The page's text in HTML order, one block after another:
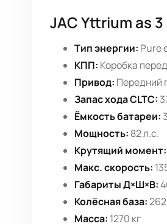
JAC Yttrium as 3
Тип энергии: Pure
КПП: Коробка
Привод: Передний
Запас хода CLTC:
Ёмкость батареи:
Мощность: 82 л.с.
Крутящий момент:
Макс. скорость:
Габариты Д×Ш×В:
Колёсная база:
Масса: 1270 кг